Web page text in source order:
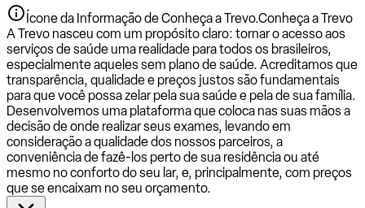
Ícone da Informação de Conheça a Trevo.Conheça a Trevo
A Trevo nasceu com um propósito claro: tornar o acesso aos
serviços de saúde uma realidade para todos os brasileiros,
especialmente aqueles sem plano de saúde. Acreditamos que
transparência, qualidade e preços justos são fundamentais
para que você possa zelar pela sua saúde e pela de sua família.
Desenvolvemos uma plataforma que coloca nas suas mãos a
decisão de onde realizar seus exames, levando em
consideração a qualidade dos nossos parceiros, a
conveniência de fazê-los perto de sua residência ou até
mesmo no conforto do seu lar, e, principalmente, com preços
que se encaixam no seu orçamento.